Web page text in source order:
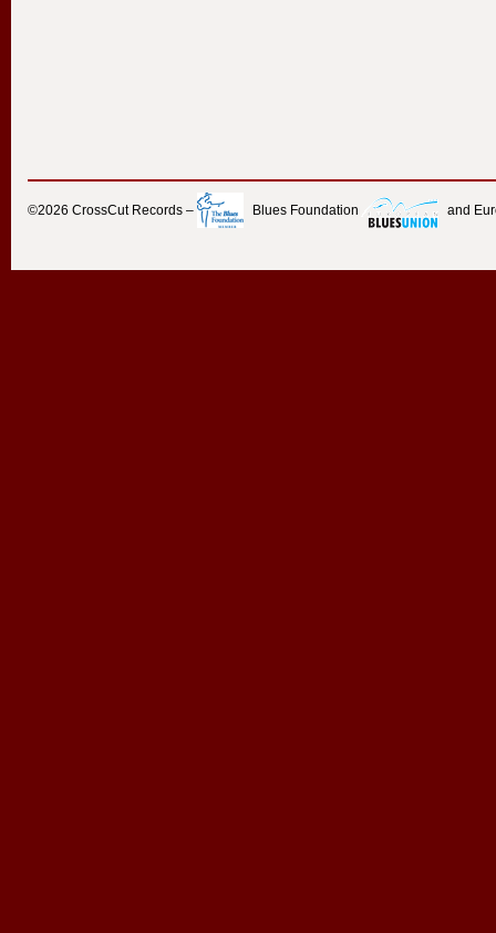
©2026 CrossCut Records – Blues Foundation and